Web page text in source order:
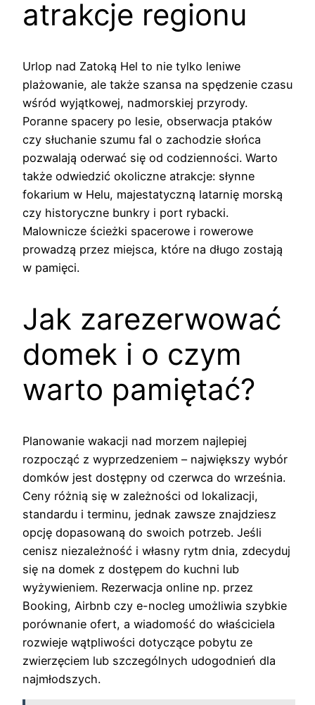
atrakcje regionu
Urlop nad Zatoką Hel to nie tylko leniwe
plażowanie, ale także szansa na spędzenie czasu
wśród wyjątkowej, nadmorskiej przyrody.
Poranne spacery po lesie, obserwacja ptaków
czy słuchanie szumu fal o zachodzie słońca
pozwalają oderwać się od codzienności. Warto
także odwiedzić okoliczne atrakcje: słynne
fokarium w Helu, majestatyczną latarnię morską
czy historyczne bunkry i port rybacki.
Malownicze ścieżki spacerowe i rowerowe
prowadzą przez miejsca, które na długo zostają
w pamięci.
Jak zarezerwować
domek i o czym
warto pamiętać?
Planowanie wakacji nad morzem najlepiej
rozpocząć z wyprzedzeniem – największy wybór
domków jest dostępny od czerwca do września.
Ceny różnią się w zależności od lokalizacji,
standardu i terminu, jednak zawsze znajdziesz
opcję dopasowaną do swoich potrzeb. Jeśli
cenisz niezależność i własny rytm dnia, zdecyduj
się na domek z dostępem do kuchni lub
wyżywieniem. Rezerwacja online np. przez
Booking, Airbnb czy e-nocleg umożliwia szybkie
porównanie ofert, a wiadomość do właściciela
rozwieje wątpliwości dotyczące pobytu ze
zwierzęciem lub szczególnych udogodnień dla
najmłodszych.